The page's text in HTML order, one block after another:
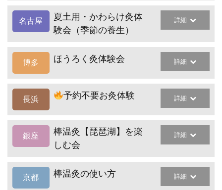
名古屋
夏土用・かわらけ灸体
験会（季節の養生）
詳細
博多 ほうろく灸体験会 詳細
長浜 予約不要お灸体験 詳細
銀座
棒温灸【琵琶湖】を楽
しむ会
詳細
京都 棒温灸の使い方 詳細